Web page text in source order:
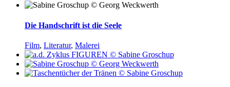
Die Handschrift ist die Seele
Film, Literatur, Malerei